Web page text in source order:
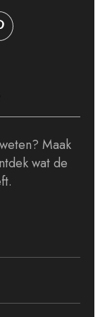
Maak
wat de